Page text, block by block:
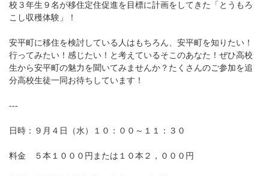
校３年生９名が移住定住促進を目標に計画をしてきた「とうもろ
こし収穫体験」！
安平町に移住を検討している人はもちろん、安平町を知りたい！
行ってみたい！感じたい！と考えているそこのあなた！ぜひ高校
生から安平町の魅力を聞いてみませんか？たくさんのご参加を追
分高校生徒一同お待ちしています！
---
日時：９月４日（水）１０：００～１１：３０
料金 ５本 １０００円または１０本２，０００円